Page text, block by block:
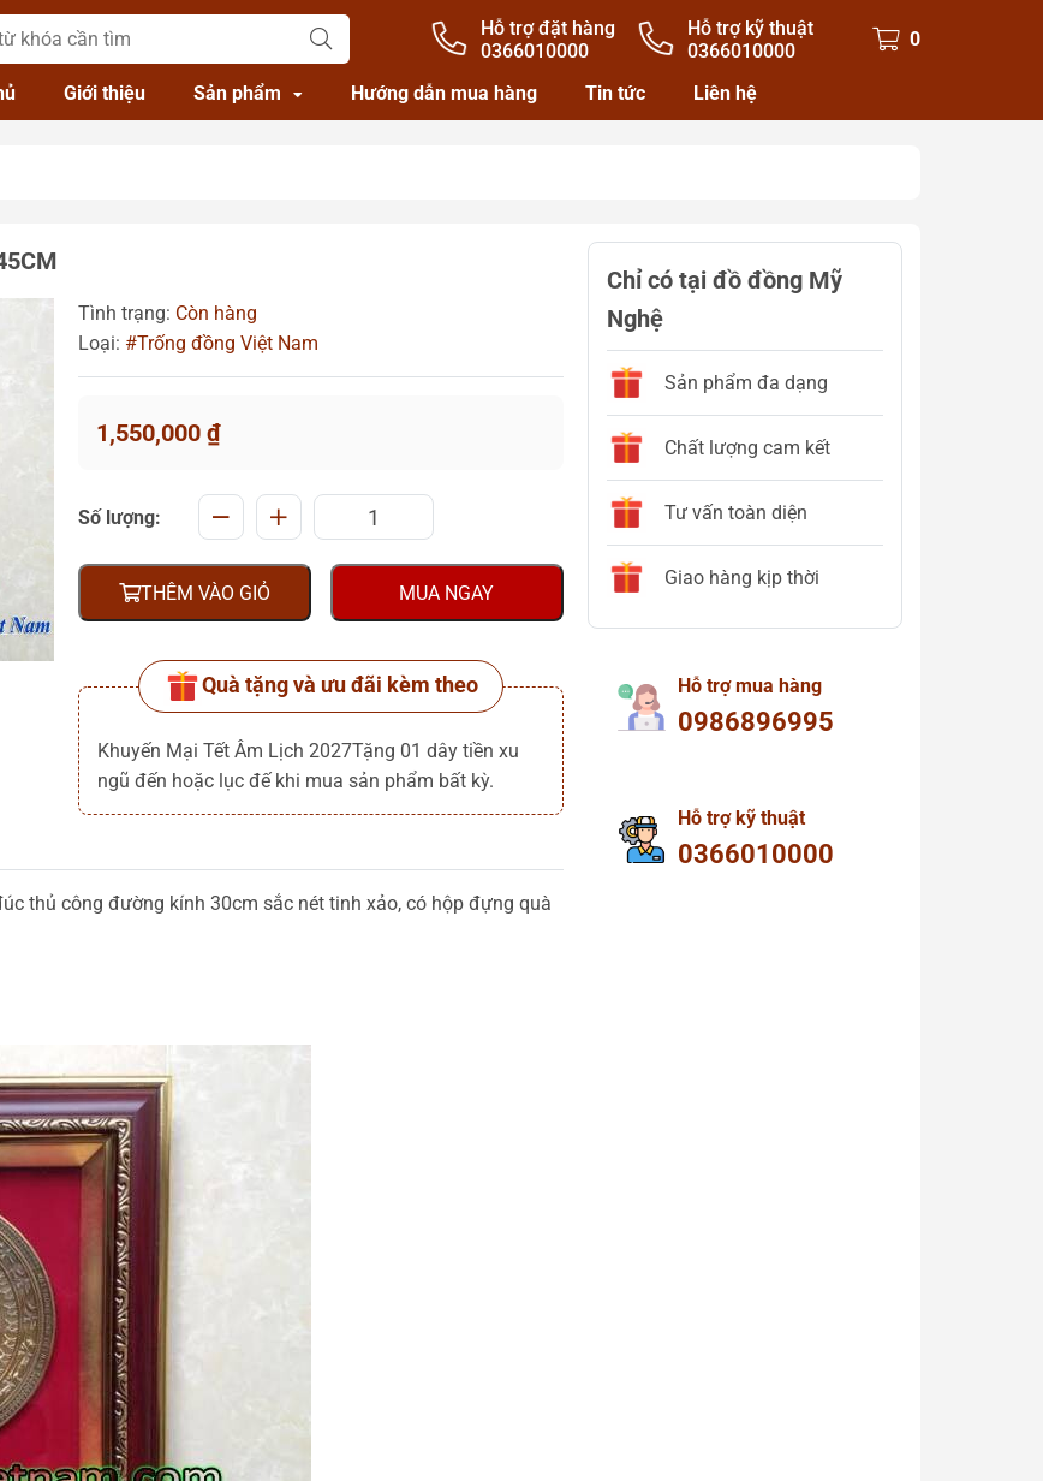
Hỗ trợ đặt hàng
0366010000
Hỗ trợ kỹ thuật
0366010000
0
Giới thiệu Sản phẩm Hướng dẫn mua hàng Tin tức Liên hệ
Tình trạng: Còn hàng
Loại: #Trống đồng Việt Nam
1,550,000 ₫
Số lượng:
THÊM VÀO GIỎ MUA NGAY
Quà tặng và ưu đãi kèm theo
Khuyến Mại Tết Âm Lịch 2027Tặng 01 dây tiền xu
ngũ đến hoặc lục đế khi mua sản phẩm bất kỳ.
thủ công đường kính 30cm sắc nét tinh xảo, có hộp đựng quà
Chỉ có tại đồ đồng Mỹ
Nghệ
Sản phẩm đa dạng
Chất lượng cam kết
Tư vấn toàn diện
Giao hàng kịp thời
Hỗ trợ mua hàng
0986896995
Hỗ trợ kỹ thuật
0366010000